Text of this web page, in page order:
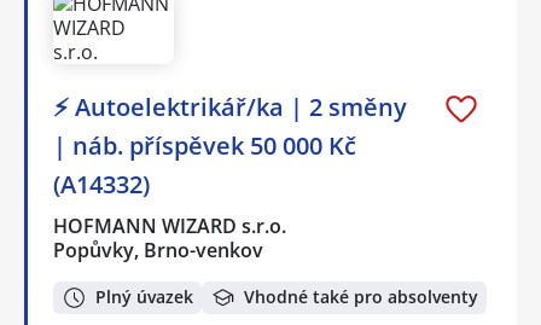
⚡ Autoelektrikář/ka | 2 směny
| náb. příspěvek 50 000 Kč
(A14332)
HOFMANN WIZARD s.r.o.
Popůvky, Brno-venkov
Plný úvazek Vhodné také pro absolventy